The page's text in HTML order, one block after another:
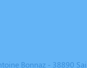
Bonnaz - 38890